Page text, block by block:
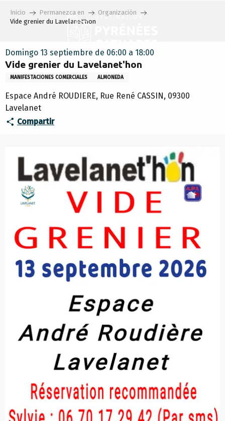
Inicio Permanezca en
Organización
Vide grenier du Lavelanet'hon
Domingo 13 septiembre de 06:00 a 18:00
Vide grenier du Lavelanet'hon
MANIFESTACIONES COMERCIALES ALMONEDA
Espace André ROUDIERE, Rue René CASSIN, 09300
Lavelanet
Compartir